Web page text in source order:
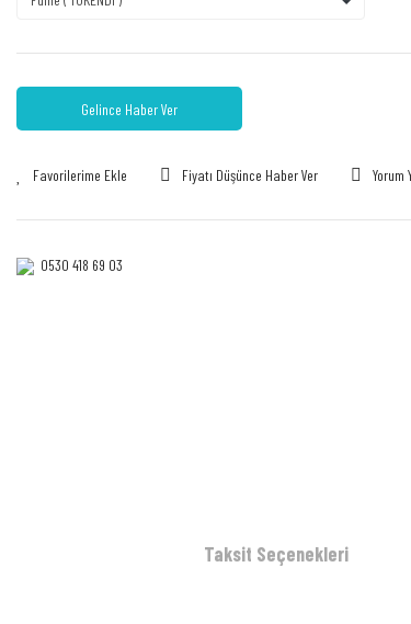
Gelince Haber Ver
Fiyatı Düşünce Haber Ver Yorum
0530 418 69 03‎‎
Taksit Seçenekleri